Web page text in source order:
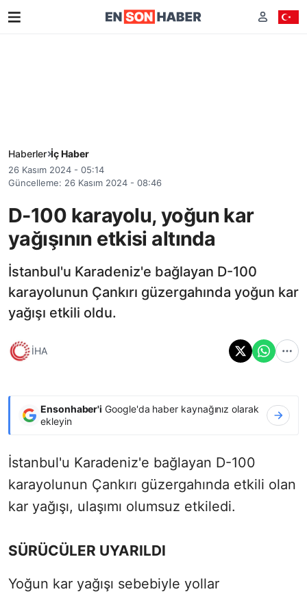
Haberler İç Haber
26 Kasım 2024 - 05:14
Güncelleme: 26 Kasım 2024 - 08:46
D-100 karayolu, yoğun kar
yağışının etkisi altında
İstanbul'u Karadeniz'e bağlayan D-100
karayolunun Çankırı güzergahında yoğun kar
yağışı etkili oldu.
İHA
Ensonhaber'i Google'da haber kaynağınız olarak
ekleyin
İstanbul'u Karadeniz'e bağlayan D-100
karayolunun Çankırı güzergahında etkili olan
kar yağışı, ulaşımı olumsuz etkiledi.
SÜRÜCÜLER UYARILDI
Yoğun kar yağışı sebebiyle yollar